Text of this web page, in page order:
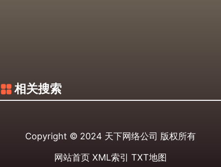
相关搜索
Copyright © 2024 天下网络公司 版权所有
网站首页 XML索引 TXT地图